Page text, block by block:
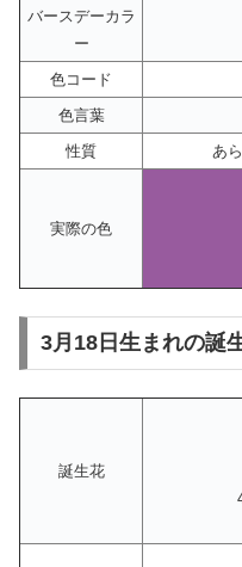
バースデーカラ
ー
色コード
色言葉
性質
あ
実際の色
3月18日生まれの誕
誕生花